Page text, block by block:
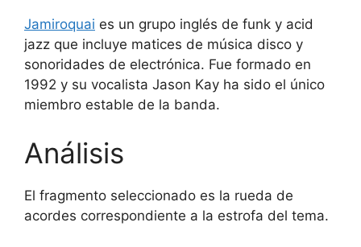
Jamiroquai es un grupo inglés de funk y acid
jazz que incluye matices de música disco y
sonoridades de electrónica. Fue formado en
1992 y su vocalista Jason Kay ha sido el único
miembro estable de la banda.
Análisis
El fragmento seleccionado es la rueda de
acordes correspondiente a la estrofa del tema.